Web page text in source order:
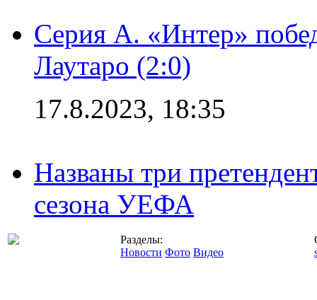
Серия А. «Интер»
Лаутаро (2:0)
17.8.2023, 18:35
Названы три
сезона УЕФА
Разделы:
Новости Фото Видео